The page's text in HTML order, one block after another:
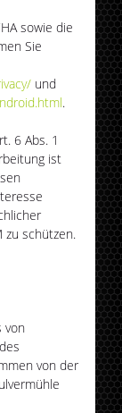
sowie die
Sie
und
.
6 Abs. 1
ist
zu schützen.
von
von der